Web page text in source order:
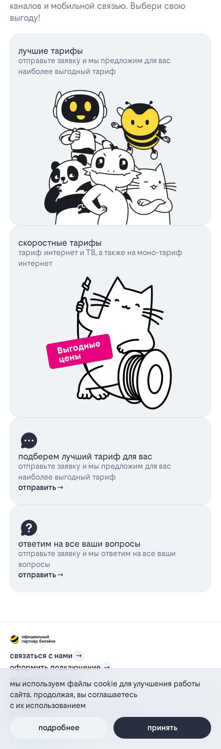
каналов и мобильной связью. Выбери свою
выгоду!
лучшие тарифы
отправьте заявку и мы предложим для вас
наиболее выгодный тариф
скоростные тарифы
тариф интернет и ТВ, а также на моно-тариф
интернет
подберем лучший тариф для вас
отправьте заявку и мы предложим для вас
наиболее выгодный тариф
отправить
ответим на все ваши вопросы
отправьте заявку и мы ответим на все ваши
вопросы
отправить
связаться с нами
оформить подключение
проверить адрес
для дома
информация
действующий на основании агентского договора
политика персональных данных
политика конфиденциальности
мы используем файлы cookie для улучшения работы
сайта. продолжая, вы соглашаетесь
с их использованием
подробнее принять